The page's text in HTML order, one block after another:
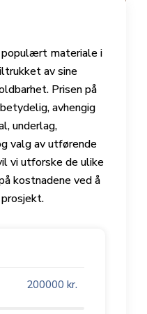
materiale i
av sine
Prisen på
avhengig
underlag,
valg av utførende
vi utforske de ulike
kostnadene ved å
200000 kr.